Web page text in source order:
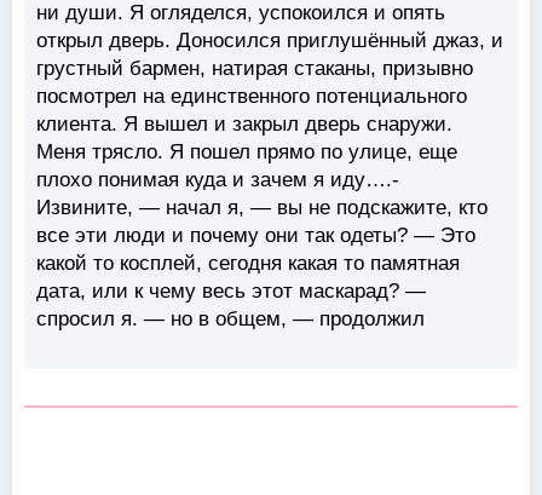
ни души. Я огляделся, успокоился и опять
открыл дверь. Доносился приглушённый джаз, и
грустный бармен, натирая стаканы, призывно
посмотрел на единственного потенциального
клиента. Я вышел и закрыл дверь снаружи.
Меня трясло. Я пошел прямо по улице, еще
плохо понимая куда и зачем я иду….-
Извините, — начал я, — вы не подскажите, кто
все эти люди и почему они так одеты? — Это
какой то косплей, сегодня какая то памятная
дата, или к чему весь этот маскарад? —
спросил я. — но в общем, — продолжил